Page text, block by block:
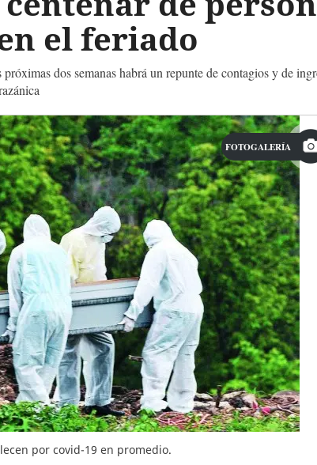
el feriado
dos semanas habrá un repunte de contagios y de
FOTOGALERÍA
por covid-19 en promedio.